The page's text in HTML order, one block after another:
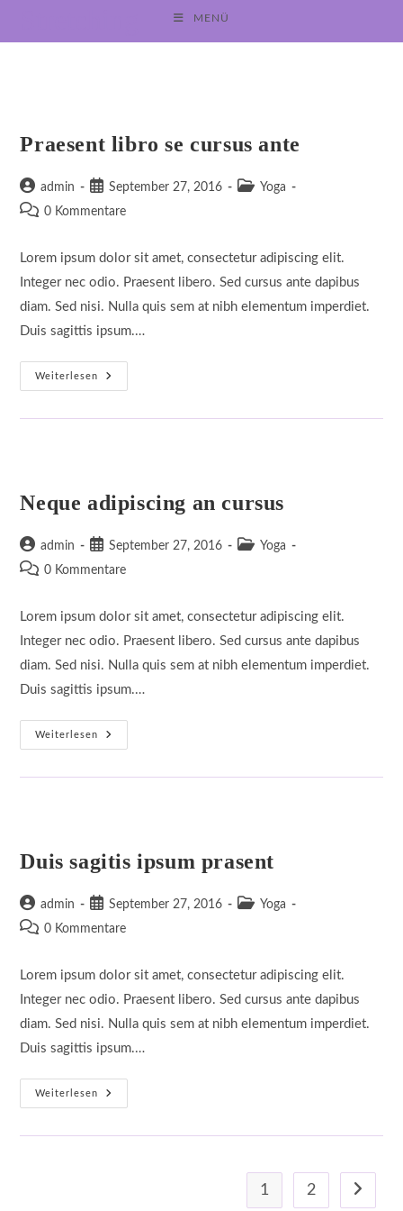
MENÜ
Praesent libro se cursus ante
Beitrags-
Autor:
admin
Beitrag
veröffentlicht:
September 27, 2016
Beitrags-
Yoga
Beitrags-0 Kommentare
Lorem ipsum dolor sit amet, consectetur adipiscing elit.
Integer nec odio. Praesent libero. Sed cursus ante dapibus
diam. Sed nisi. Nulla quis sem at nibh elementum imperdiet.
Duis sagittis ipsum.…
Weiterlesen
Praesent
Libro
Neque adipiscing an cursus
Beitrags-
Autor:
admin
Beitrag
veröffentlicht:
September 27, 2016
Beitrags-
Yoga
Beitrags-0 Kommentare
Lorem ipsum dolor sit amet, consectetur adipiscing elit.
Integer nec odio. Praesent libero. Sed cursus ante dapibus
diam. Sed nisi. Nulla quis sem at nibh elementum imperdiet.
Duis sagittis ipsum.…
Weiterlesen
Neque
Adipiscing
Duis sagitis ipsum prasent
Beitrags-
Autor:
admin
Beitrag
veröffentlicht:
September 27, 2016
Beitrags-
Yoga
Beitrags-0 Kommentare
Lorem ipsum dolor sit amet, consectetur adipiscing elit.
Integer nec odio. Praesent libero. Sed cursus ante dapibus
diam. Sed nisi. Nulla quis sem at nibh elementum imperdiet.
Duis sagittis ipsum.…
Weiterlesen
Duis
Sagitis
1 2 Gehe